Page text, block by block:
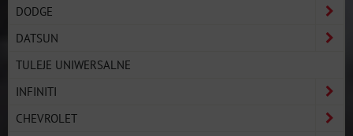
DODGE
DATSUN
TULEJE UNIWERSALNE
INFINITI
CHEVROLET